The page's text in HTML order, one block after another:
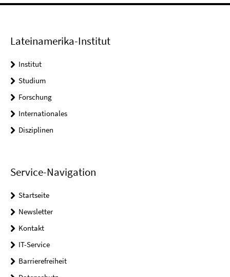
Lateinamerika-Institut
Institut
Studium
Forschung
Internationales
Disziplinen
Service-Navigation
Startseite
Newsletter
Kontakt
IT-Service
Barrierefreiheit